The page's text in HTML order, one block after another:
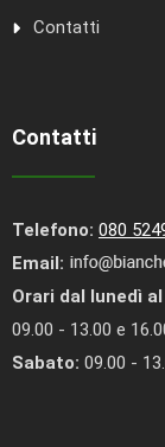
Contatti
Contatti
Telefono: 080
Email:
Orari dal lunedì
09.00 - 13.00 e
Sabato: 09.00 -